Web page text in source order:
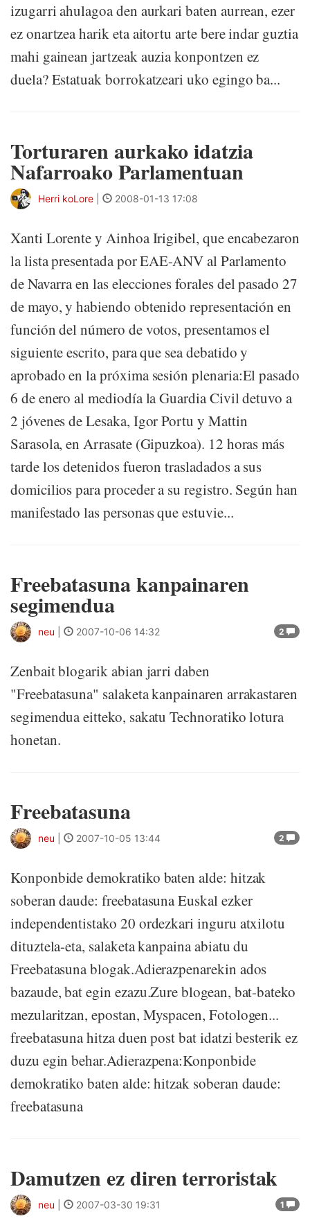
izugarri ahulagoa den aurkari baten aurrean, ezer
ez onartzea harik eta aitortu arte bere indar guztia
mahi gainean jartzeak auzia konpontzen ez
duela? Estatuak borrokatzeari uko egingo ba...
Torturaren aurkako idatzia
Nafarroako Parlamentuan
Herri koLore 2008-01-13 17:08
Xanti Lorente y Ainhoa Irigibel, que encabezaron
la lista presentada por EAE-ANV al Parlamento
de Navarra en las elecciones forales del pasado 27
de mayo, y habiendo obtenido representación en
función del número de votos, presentamos el
siguiente escrito, para que sea debatido y
aprobado en la próxima sesión plenaria:El pasado
6 de enero al mediodía la Guardia Civil detuvo a
2 jóvenes de Lesaka, Igor Portu y Mattin
Sarasola, en Arrasate (Gipuzkoa). 12 horas más
tarde los detenidos fueron trasladados a sus
domicilios para proceder a su registro. Según han
manifestado las personas que estuvie...
Freebatasuna kanpainaren
segimendua
2
neu 2007-10-06 14:32
Zenbait blogarik abian jarri daben
"Freebatasuna" salaketa kanpainaren arrakastaren
segimendua eitteko, sakatu Technoratiko lotura
honetan.
Freebatasuna
2
neu 2007-10-05 13:44
Konponbide demokratiko baten alde: hitzak
soberan daude: freebatasuna Euskal ezker
independentistako 20 ordezkari inguru atxilotu
dituztela-eta, salaketa kanpaina abiatu du
Freebatasuna blogak.Adierazpenarekin ados
bazaude, bat egin ezazu.Zure blogean, bat-bateko
mezularitzan, epostan, Myspacen, Fotologen...
freebatasuna hitza duen post bat idatzi besterik ez
duzu egin behar.Adierazpena:Konponbide
demokratiko baten alde: hitzak soberan daude:
freebatasuna
Damutzen ez diren terroristak
1
neu 2007-03-30 19:31